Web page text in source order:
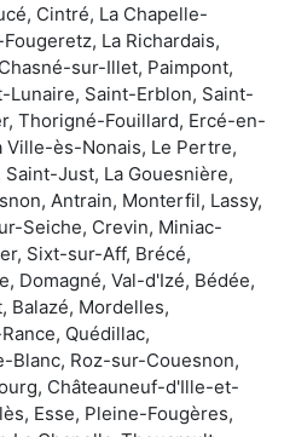
Cintré, La Chapelle-
La Richardais,
sur-Illet, Paimpont,
Saint-Erblon, Saint-
Thorigné-Fouillard, Ercé-en-
Ville-ès-Nonais, Le Pertre,
Just, La Gouesnière,
Antrain, Monterfil, Lassy,
Seiche, Crevin, Miniac-
Sixt-sur-Aff, Brécé,
Domagné, Val-d'Izé, Bédée,
Balazé, Mordelles,
Quédillac,
Blanc, Roz-sur-Couesnon,
Châteauneuf-d'Ille-et-
Esse, Pleine-Fougères,